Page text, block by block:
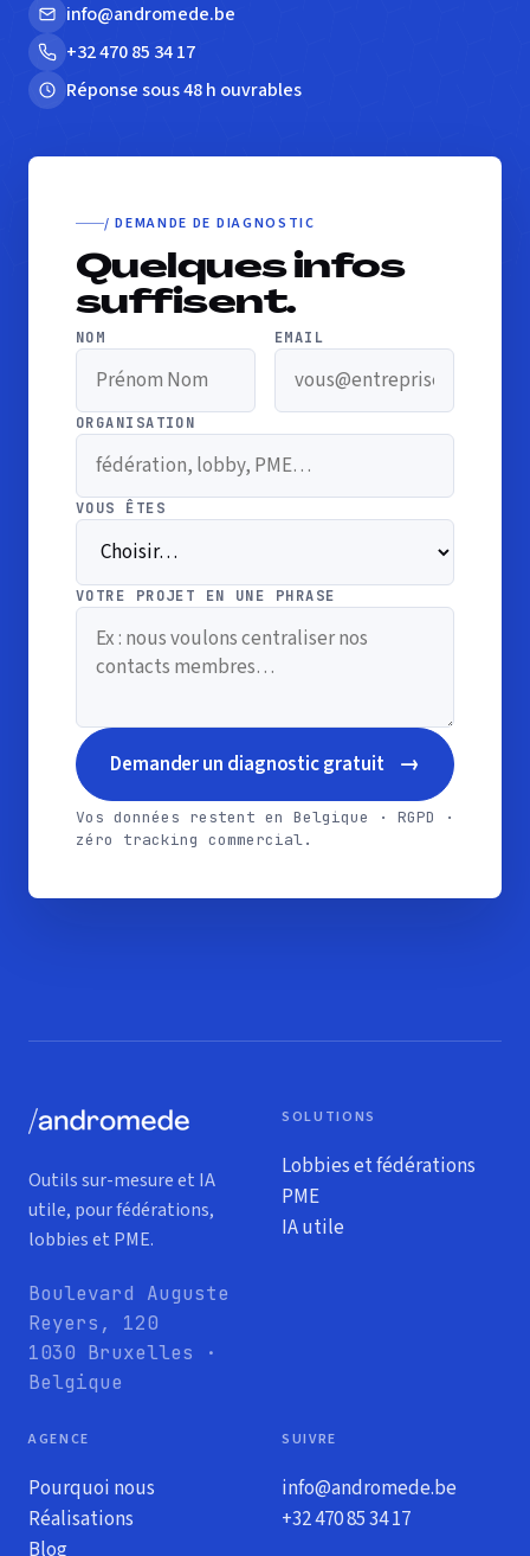
info@andromede.be
+32 470 85 34 17
Réponse sous 48 h ouvrables
/ DEMANDE DE DIAGNOSTIC
Quelques infos
suffisent.
NOM EMAIL
ORGANISATION
VOUS ÊTES
VOTRE PROJET EN UNE PHRASE
Demander un diagnostic gratuit →
Vos données restent en Belgique · RGPD ·
zéro tracking commercial.
Outils sur-mesure et IA
utile, pour fédérations,
lobbies et PME.
Boulevard Auguste
Reyers, 120
1030 Bruxelles ·
Belgique
SOLUTIONS
Lobbies et fédérations
PME
IA utile
AGENCE
Pourquoi nous
Réalisations
Blog
SUIVRE
info@andromede.be
+32 470 85 34 17